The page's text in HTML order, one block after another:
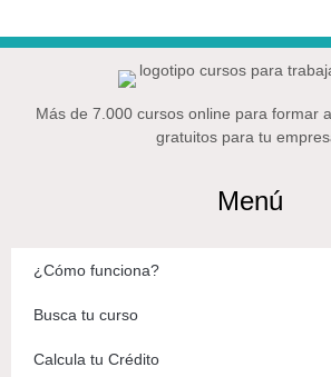
Más de 7.000 cursos online para formar
gratuitos para tu
Menú
¿Cómo funciona?
Busca tu curso
Calcula tu Crédito